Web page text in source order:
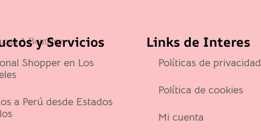
y Servicios
Shopper en Los
a Perú desde Estados
Links de Interes
Políticas de privacidad
Política de cookies
Mi cuenta